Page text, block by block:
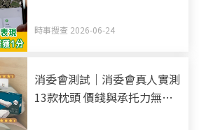
時事搜查 2026-06-24
消委會測試｜消委會真人實測
13款枕頭 價錢與承托力無關